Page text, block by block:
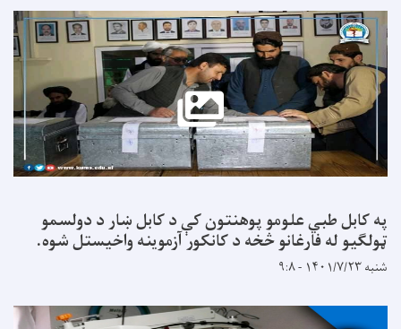
په کابل طبي علومو پوهنتون کې د کابل ښار د دولسمو
ټولګیو له فارغانو څخه د کانکور آزموینه واخیستل شوه.
شنبه ۱۴۰۱/۷/۲۳ - ۹:۸